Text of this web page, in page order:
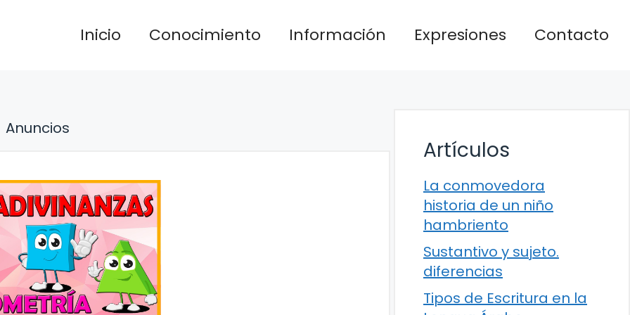
Inicio Conocimiento Información Expresiones Contacto
Anuncios
Artículos
La conmovedora
historia de un niño
hambriento
Sustantivo y sujeto.
diferencias
Tipos de Escritura en la